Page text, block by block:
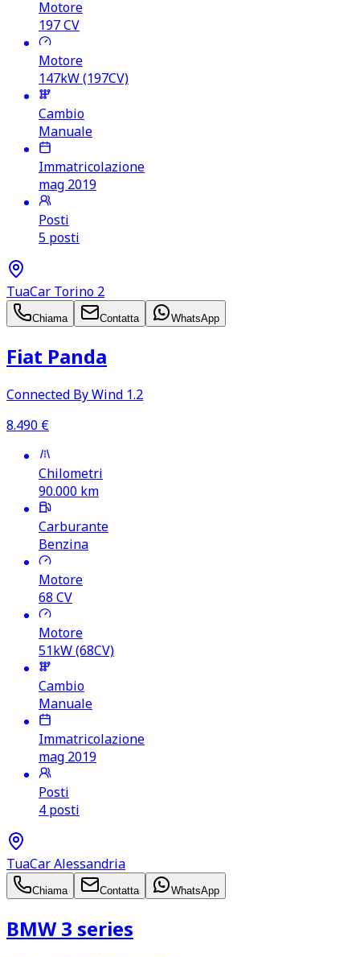
Motore
197CV
Motore
147kW (197CV)
Cambio
Manuale
Immatricolazione
mag 2019
Posti
5 posti
TuaCar Torino 2
Chiama Contatta WhatsApp
Fiat Panda
Connected By Wind 1.2
8.490 €
Chilometri
90.000 km
Carburante
Benzina
Motore
68 CV
Motore
51kW (68CV)
Cambio
Manuale
Immatricolazione
mag 2019
Posti
4 posti
TuaCar Alessandria
Chiama Contatta WhatsApp
BMW 3 series